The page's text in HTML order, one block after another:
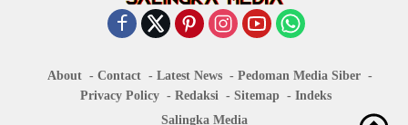
About Contact Latest News
Pedoman Media Siber
Privacy Policy
Redaksi Sitemap
Indeks
Salingka Media